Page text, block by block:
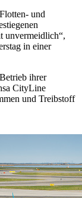
und
unvermeidlich“,
in einer
ihrer
CityLine
und Treibstoff